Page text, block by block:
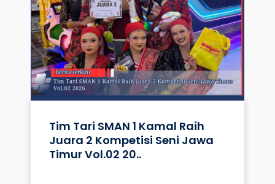
Tim Tari SMAN 1 Kamal Raih
Juara 2 Kompetisi Seni Jawa
Timur Vol.02 20..